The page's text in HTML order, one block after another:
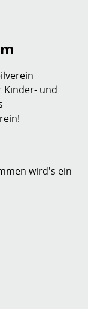
Kinder- und
wird's ein